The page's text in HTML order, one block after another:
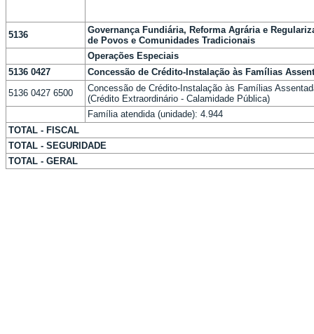
5136
Governança Fundiária, Reforma Agrária e
de Povos e Comunidades Tradicionais
Operações Especiais
5136 0427
Concessão de Crédito-Instalação às Famílias
5136 0427 6500
Concessão de Crédito-Instalação às Famílias
(Crédito Extraordinário - Calamidade Pública)
Família atendida (unidade): 4.944
TOTAL - FISCAL
TOTAL - SEGURIDADE
TOTAL - GERAL